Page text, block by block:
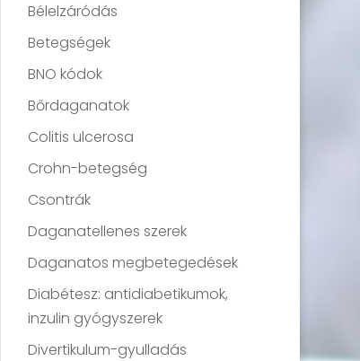
Bélelzáródás
Betegségek
BNO kódok
Bőrdaganatok
Colitis ulcerosa
Crohn-betegség
Csontrák
Daganatellenes szerek
Daganatos megbetegedések
Diabétesz: antidiabetikumok,
inzulin gyógyszerek
Divertikulum-gyulladás